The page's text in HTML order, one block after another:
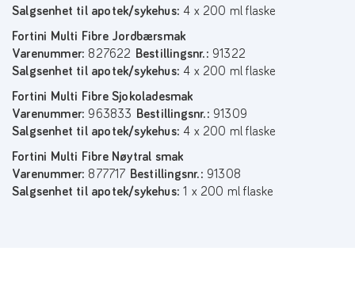
Salgsenhet til apotek/sykehus: 4 x 200 ml flaske
Fortini Multi Fibre Jordbærsmak
Varenummer: 827622 Bestillingsnr.: 91322
Salgsenhet til apotek/sykehus:4 x 200 ml flaske
Fortini Multi Fibre Sjokoladesmak
Varenummer: 963833 Bestillingsnr.: 91309
Salgsenhet til apotek/sykehus:4 x 200 ml flaske
Fortini Multi Fibre Nøytral smak
Varenummer: 877717 Bestillingsnr.: 91308
Salgsenhet til apotek/sykehus:1 x 200 ml flaske